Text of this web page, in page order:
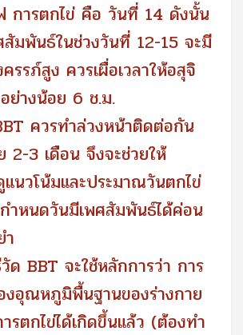
การตกไข่ คือ วันที่ 14 ดังนั้น
สัมพันธ์ในช่วงวันที่ 12-15 จะมี
รรภ์สูง ควรเผื่อเวลาให้อสุจิ
ย่างน้อย 6 ช.ม.
ควรทำล่วงหน้าติดต่อกัน
2-3 เดือน จึงจะช่วยให้
นวโน้มและประมาณวันตกไข่
ำหนดวันมีเพศสัมพันธ์ได้ค่อน
ด BBT จะใช้หลักการว่า การ
งอุณหภูมิพื้นฐานของร่างกาย
รตกไข่ได้เกิดขึ้นแล้ว (ต้องทำ